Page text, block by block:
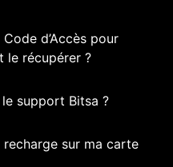
d’Accès pour
le récupérer ?
support Bitsa ?
sur ma carte